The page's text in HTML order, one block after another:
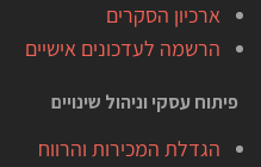
ארכיון הסקרים
הרשמה לעדכונים אישיים
פיתוח עסקי וניהול שינויים
הגדלת המכירות והרווח